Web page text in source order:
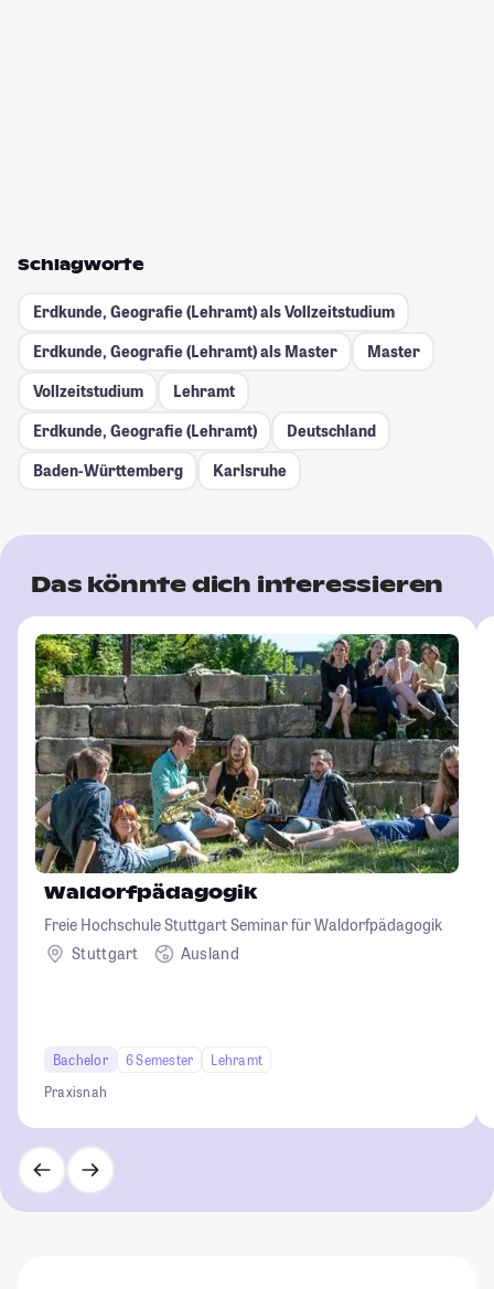
Schlagworte
Erdkunde, Geografie (Lehramt) als Vollzeitstudium
Erdkunde, Geografie (Lehramt) als Master
Master
Vollzeitstudium
Lehramt
Erdkunde, Geografie (Lehramt)
Deutschland
Baden-Württemberg
Karlsruhe
Das könnte dich interessieren
Waldorfpädagogik
Freie Hochschule Stuttgart Seminar für Waldorfpädagogik
Stuttgart
Ausland
Bachelor 6 Semester
Lehramt
Praxisnah